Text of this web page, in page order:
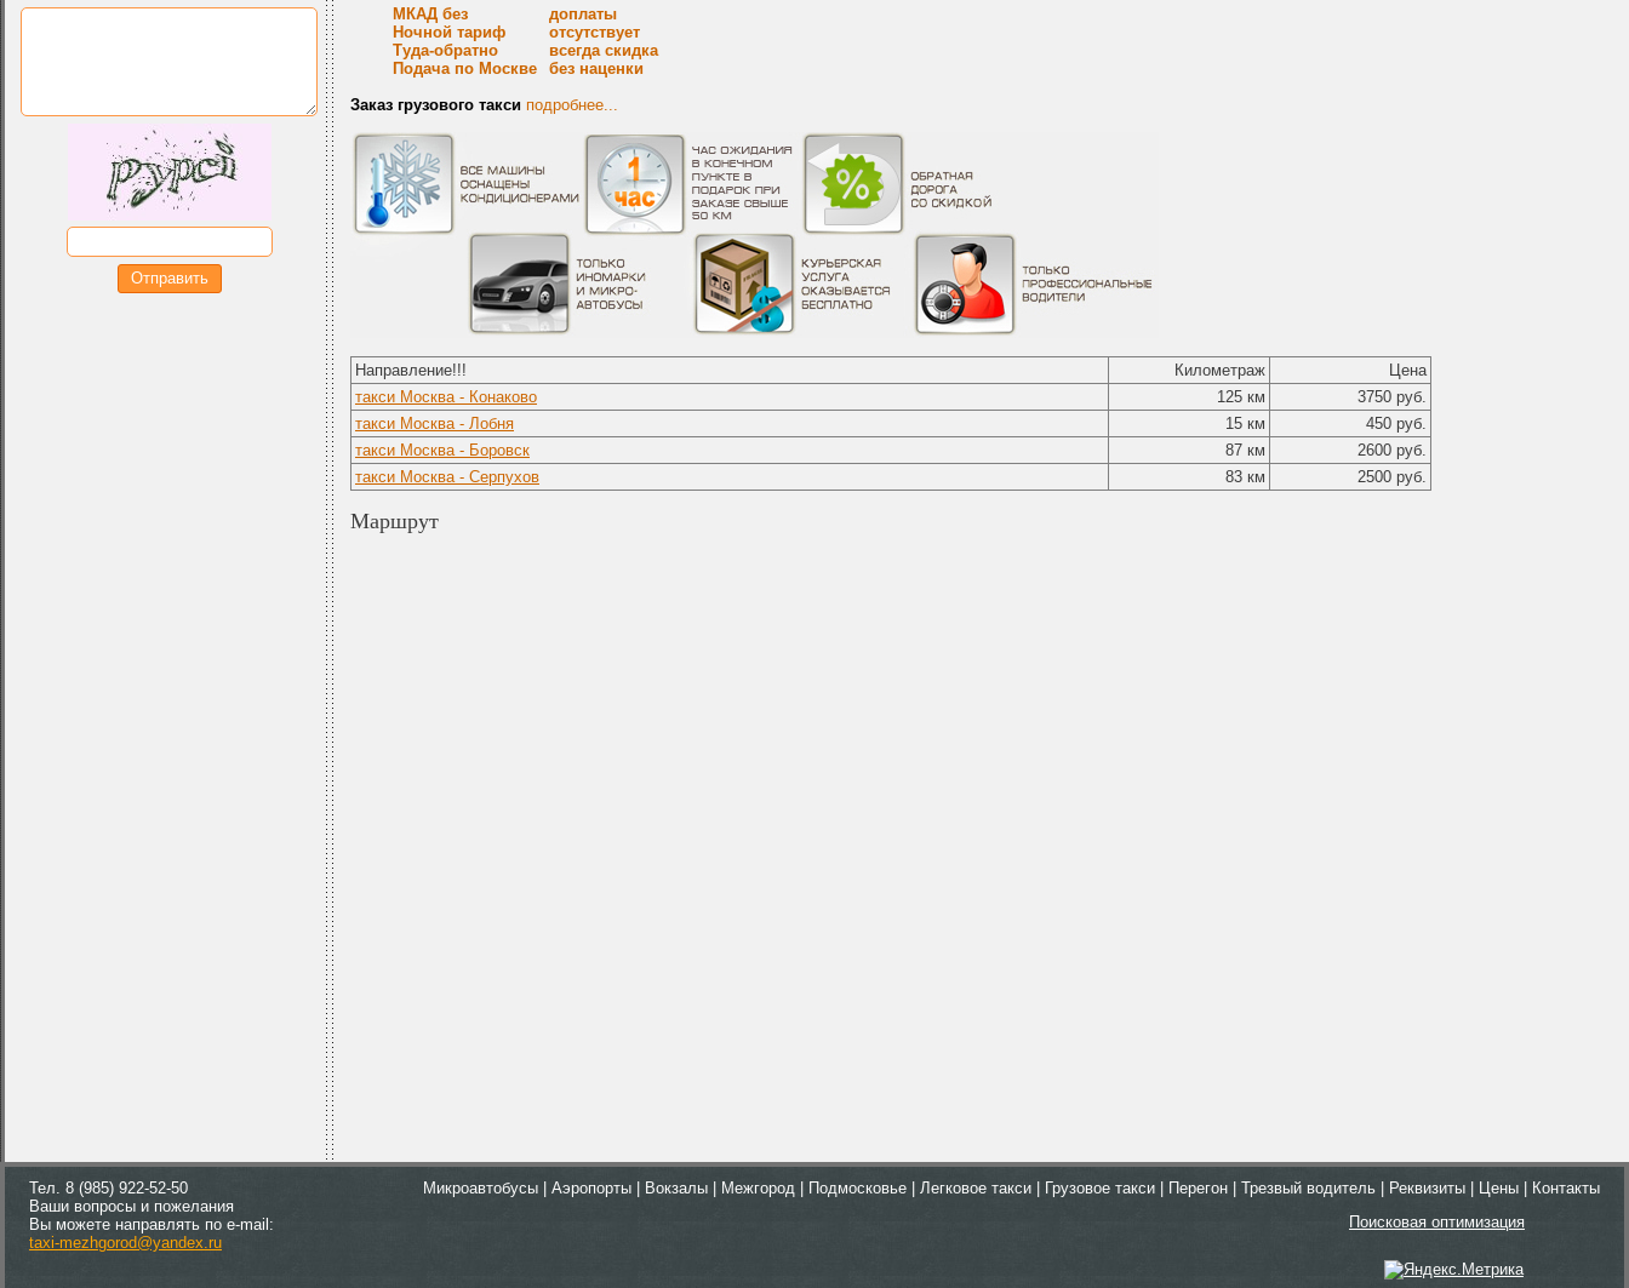
МКАД без
доплаты
Ночной тариф
отсутствует
Туда-обратно
всегда скидка
Подача по Москве
без наценки
Заказ грузового такси подробнее...
Направление!!! Километраж
Цена
такси Москва - Конаково
125 км
3750 руб.
такси Москва - Лобня
15 км
450 руб.
такси Москва - Боровск
87 км
2600 руб.
такси Москва - Серпухов
83 км 2500 руб.
Маршрут
Микроавтобусы Аэропорты Вокзалы Межгород Подмосковье Легковое такси Грузовое такси Перегон Трезвый водитель Реквизиты Цены
Контакты
Поисковая оптимизация
Тел. 8 (985) 922-52-50
Ваши вопросы и пожелания
Вы можете направлять по e-mail:
taxi-mezhgorod@yandex.ru